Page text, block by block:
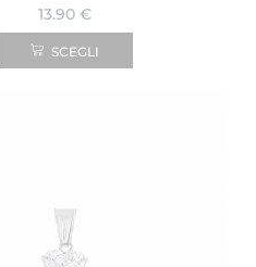
13.90 €
SCEGLI